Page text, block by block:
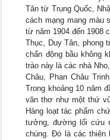
Tân từ Trung Quốc,
cách mạng mang màu
từ năm 1904 đến 1908
Thục, Duy Tân, phong
chấn động bầu không
trào này là các nhà
Châu, Phan Châu
Trong khoảng 10 năm
văn thơ như một thứ
Hàng loạt tác phẩm
tưởng, đường lối cứu
chúng. Đó là các thiên